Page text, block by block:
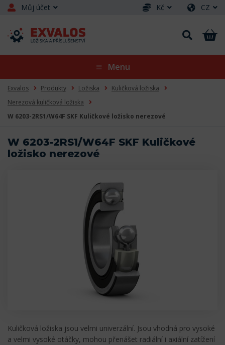
Můj účet Kč CZ
Menu
Exvalos Produkty Ložiska
Kuličková ložiska
Nerezová kuličková ložiska
W 6203-2RS1/W64F SKF Kuličkové ložisko nerezové
W 6203-2RS1/W64F SKF Kuličkové
ložisko nerezové
Kuličková ložiska jsou velmi univerzální. Jsou vhodná pro vysoké
a velmi vysoké otáčky, mohou přenášet radiální i axiální zatížení